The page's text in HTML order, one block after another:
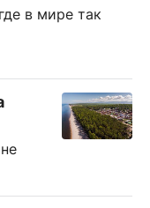
в мире так